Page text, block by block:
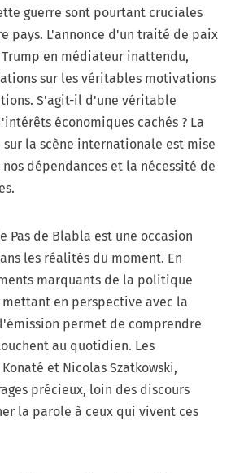
guerre sont pourtant cruciales
pays. L'annonce d'un traité de paix
Trump en médiateur inattendu,
sur les véritables motivations
S'agit-il d'une véritable
économiques cachés ? La
la scène internationale est mise
dépendances et la nécessité de
Pas de Blabla est une occasion
les réalités du moment. En
marquants de la politique
en perspective avec la
permet de comprendre
au quotidien. Les
et Nicolas Szatkowski,
précieux, loin des discours
la parole à ceux qui vivent ces